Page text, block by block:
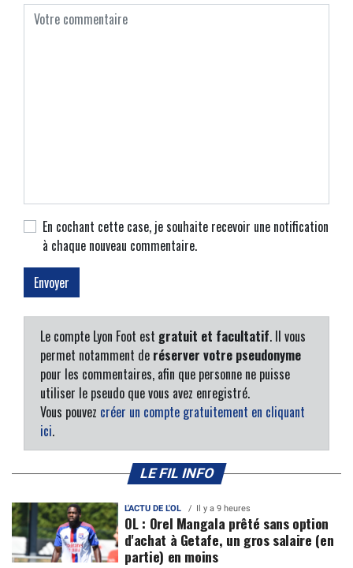
En cochant cette case, je souhaite recevoir une notification
à chaque nouveau commentaire.
Le compte Lyon Foot est gratuit et facultatif. Il vous
permet notamment de réserver votre pseudonyme
pour les commentaires, afin que personne ne puisse
utiliser le pseudo que vous avez enregistré.
Vous pouvez créer un compte gratuitement en cliquant
ici.
LE FIL INFO
L'ACTU DE L'OL Il y a 9 heures
OL : Orel Mangala prêté sans option
d'achat à Getafe, un gros salaire (en
partie) en moins